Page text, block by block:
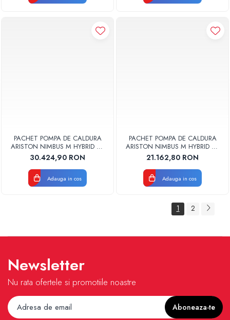
PACHET POMPA DE CALDURA
ARISTON NIMBUS M HYBRID 80
T NET R32 TRIFAZAT CU
CENTRALA TERMICA GENUS
ONE+ 24 KW
30.424,90 RON
Adauga in cos
PACHET POMPA DE CALDURA
ARISTON NIMBUS M HYBRID 80
NET R32 MONOFAZAT CU
CENTRALA TERMICA CLAS ONE
WIFI 24 KW
21.162,80 RON
Adauga in cos
1 2
Newsletter
Nu rata ofertele si promotiile noastre